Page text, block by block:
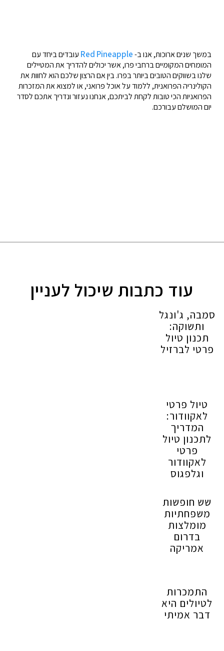
במשך שנים ארוכות, אנו ב-Red Pineapple עובדים ביחד עם
המומחים המקומיים ברחבי פרו, אשר יכולים להדריך את המטיילים
שלנו בשווקים הטובים ביותר בפרו. בין אם הרצון שלכם הוא לחוות את
הקולינריה הפרואנית, ללמוד על אוכל פרואני, או למצוא את המזכרות
הפרואניות הכי טובות לקחת לביתכם, אנחנו נעזור ונדריך אתכם לסדר
יום המושלם עבורכם.
עוד כתבות שיכול לעניין
סמבה, ג'ונגל
ותשוקה:
תכנון טיול
פרטי לברזיל
טיול פרטי
לאקוודור:
המדריך
לתכנון טיול
פרטי
לאקוודור
וגלפגוס
שש חופשות
משפחתיות
מומלצות
בדרום
אמריקה
התמכרות
לטיולים היא
דבר אמיתי